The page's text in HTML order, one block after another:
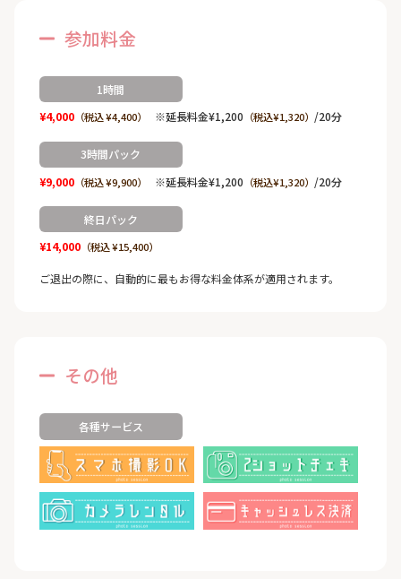
参加料金
1時間
¥4,000（税込 ¥4,400） ※延長料金¥1,200 （税込¥1,320） /20分
3時間パック
¥9,000（税込 ¥9,900） ※延長料金¥1,200 （税込¥1,320） /20分
終日パック
¥14,000（税込 ¥15,400）
ご退出の際に、自動的に最もお得な料金体系が適用されます。
その他
各種サービス